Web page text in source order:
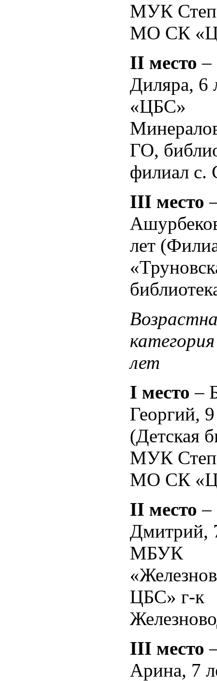
МУК
МО СК
II место –
Диляра,
«ЦБС»
ГО,
филиал с.
III место
лет
лет
I место –
Георгий,
(Детская
МУК
МО СК
II место –
Дмитрий,
МБУК
ЦБС» г-к
III место
Арина, 7